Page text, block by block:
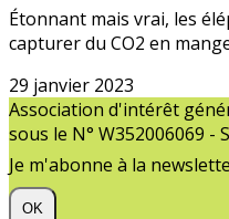
Étonnant mais vrai, les
capturer du CO2 en
29 janvier 2023
Association d'intérêt
sous le N° W352006069 -
Je m'abonne à la
OK